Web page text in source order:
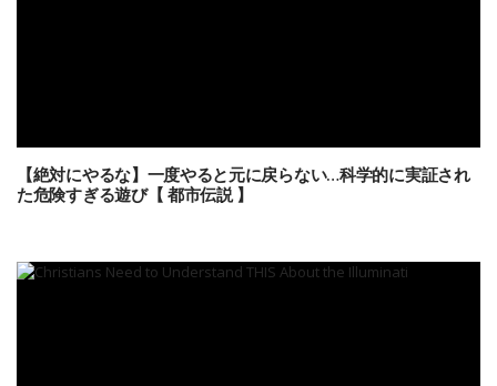
【絶対にやるな】一度やると元に戻らない…科学的に実証され
た危険すぎる遊び【 都市伝説 】